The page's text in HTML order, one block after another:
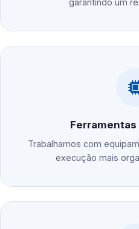
garantindo um
Trabalhamos com
execução mais